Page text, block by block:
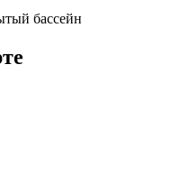
бассейн